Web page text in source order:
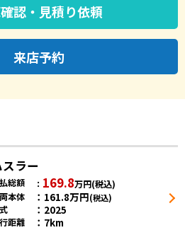
認・見積り依頼
来店予約
スラー
総額 169.8万円(税込)
本体
161.8万円(税込)
2025
距離 7km